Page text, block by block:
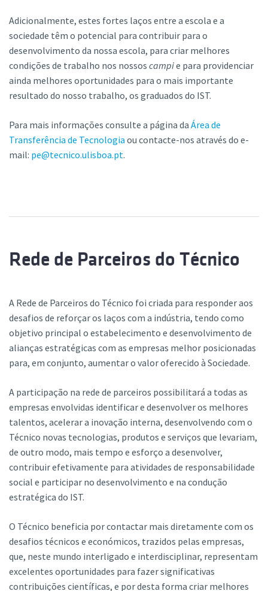
Adicionalmente, estes fortes laços entre a escola e a
sociedade têm o potencial para contribuir para o
desenvolvimento da nossa escola, para criar melhores
condições de trabalho nos nossos campie para providenciar
ainda melhores oportunidades para o mais importante
resultado do nosso trabalho, os graduados do IST.
Para mais informações consulte a página da Área de
Transferência de Tecnologia ou contacte-nos através do e-
mail: pe@tecnico.ulisboa.pt.
Rede de Parceiros do Técnico
A Rede de Parceiros do Técnico foi criada para responder aos
desafios de reforçar os laços com a indústria, tendo como
objetivo principal o estabelecimento e desenvolvimento de
alianças estratégicas com as empresas melhor posicionadas
para, em conjunto, aumentar o valor oferecido à Sociedade.
A participação na rede de parceiros possibilitará a todas as
empresas envolvidas identificar e desenvolver os melhores
talentos, acelerar a inovação interna, desenvolvendo com o
Técnico novas tecnologias, produtos e serviços que levariam,
de outro modo, mais tempo e esforço a desenvolver,
contribuir efetivamente para atividades de responsabilidade
social e participar no desenvolvimento e na condução
estratégica do IST.
O Técnico beneficia por contactar mais diretamente com os
desafios técnicos e económicos, trazidos pelas empresas,
que, neste mundo interligado e interdisciplinar, representam
excelentes oportunidades para fazer significativas
contribuições científicas, e por desta forma criar melhores